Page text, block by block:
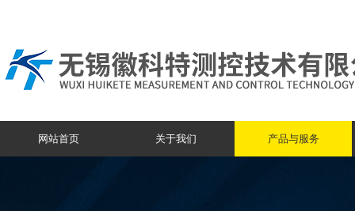
网站首页 关于我们 产品与服务